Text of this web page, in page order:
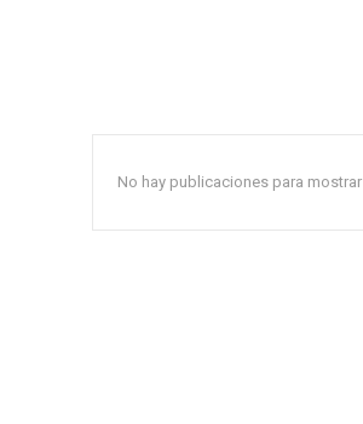
No hay publicaciones para mostrar